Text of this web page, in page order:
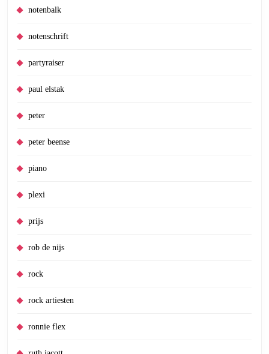
notenbalk
notenschrift
partyraiser
paul elstak
peter
peter beense
piano
plexi
prijs
rob de nijs
rock
rock artiesten
ronnie flex